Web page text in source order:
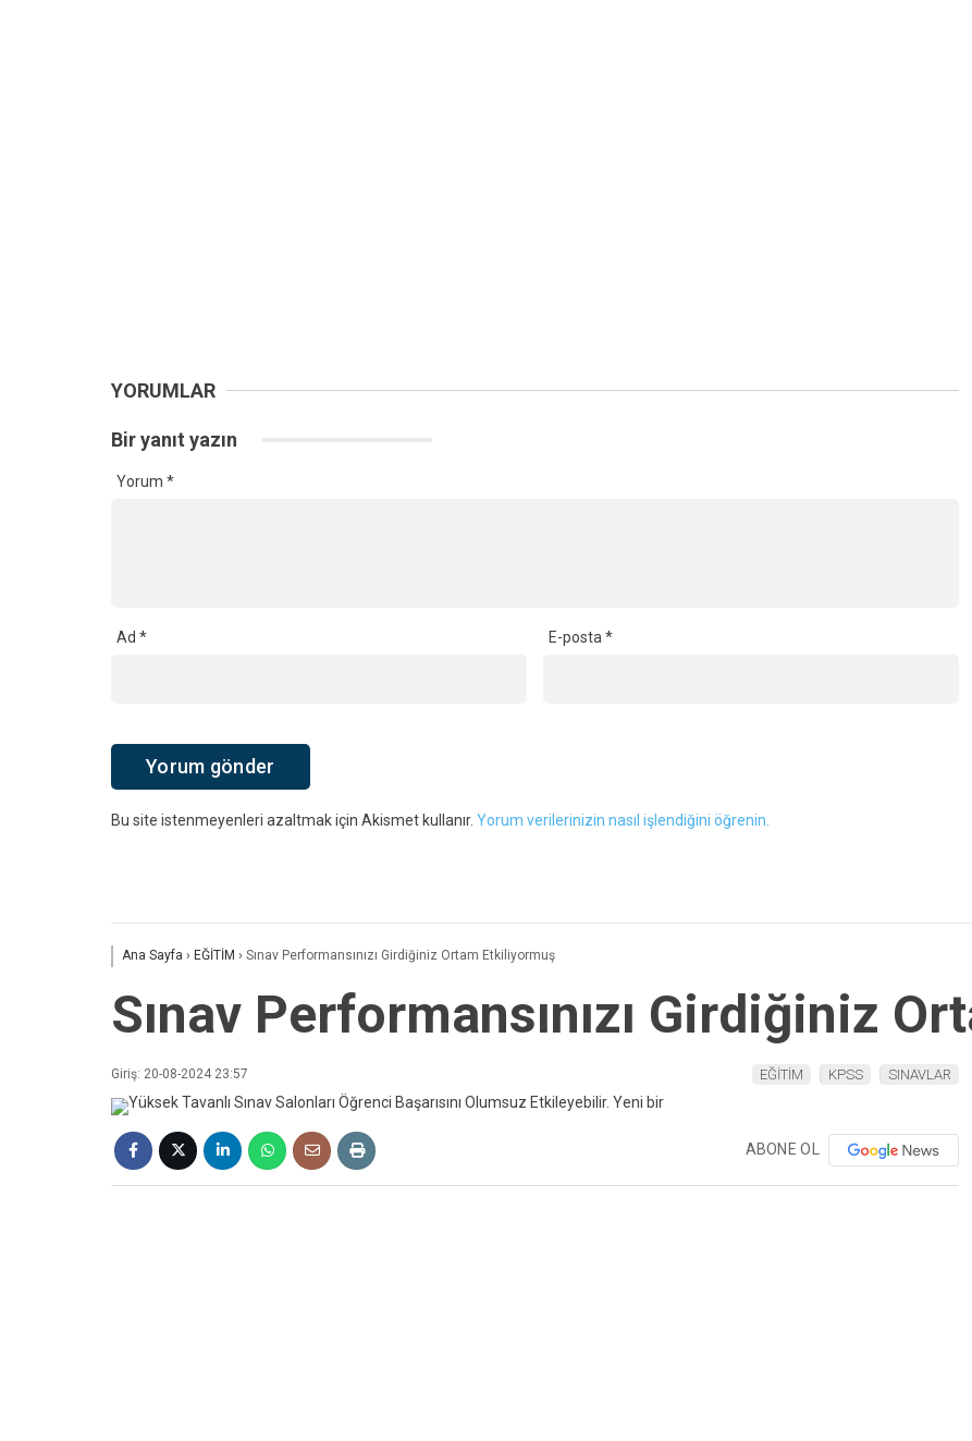
YORUMLAR
Bir yanıt yazın
Yorum *
Ad * E-posta*
Bu site istenmeyenleri azaltmak için Akismet kullanır. Yorum verilerinizin nasıl işlendiğini öğrenin.
Ana Sayfa › EĞİTİM › Sınav Performansınızı Girdiğiniz Ortam Etkiliyormuş
Sınav Performansınızı Girdiğiniz
Giriş: 20-08-2024 23:57 EĞİTİM KPSS SINAVLAR
ABONE OL